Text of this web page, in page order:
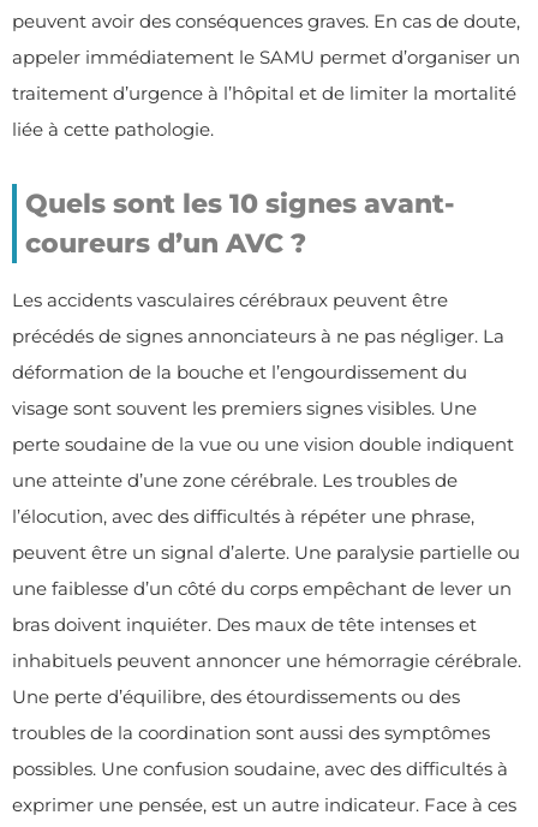
peuvent avoir des conséquences graves. En cas de doute,
appeler immédiatement le SAMU permet d’organiser un
traitement d’urgence à l’hôpital et de limiter la mortalité
liée à cette pathologie.
Quels sont les 10 signes avant-
coureurs d’un AVC ?
Les accidents vasculaires cérébraux peuvent être
précédés de signes annonciateurs à ne pas négliger. La
déformation de la bouche et l’engourdissement du
visage sont souvent les premiers signes visibles. Une
perte soudaine de la vue ou une vision double indiquent
une atteinte d’une zone cérébrale. Les troubles de
l’élocution, avec des difficultés à répéter une phrase,
peuvent être un signal d’alerte. Une paralysie partielle ou
une faiblesse d’un côté du corps empêchant de lever un
bras doivent inquiéter. Des maux de tête intenses et
inhabituels peuvent annoncer une hémorragie cérébrale.
Une perte d’équilibre, des étourdissements ou des
troubles de la coordination sont aussi des symptômes
possibles. Une confusion soudaine, avec des difficultés à
exprimer une pensée, est un autre indicateur. Face à ces